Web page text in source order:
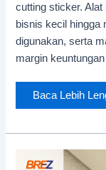
cutting sticker.
bisnis kecil hingga
digunakan, serta
margin
Baca Lebih
Bahan